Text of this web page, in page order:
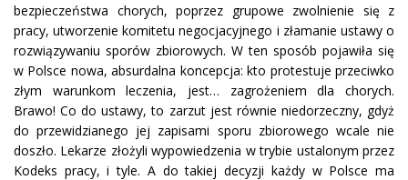
bezpieczeństwa chorych, poprzez grupowe zwolnienie się z
pracy, utworzenie komitetu negocjacyjnego i złamanie ustawy o
rozwiązywaniu sporów zbiorowych. W ten sposób pojawiła się
w Polsce nowa, absurdalna koncepcja: kto protestuje przeciwko
złym warunkom leczenia, jest… zagrożeniem dla chorych.
Brawo! Co do ustawy, to zarzut jest równie niedorzeczny, gdyż
do przewidzianego jej zapisami sporu zbiorowego wcale nie
doszło. Lekarze złożyli wypowiedzenia w trybie ustalonym przez
Kodeks pracy, i tyle. A do takiej decyzji każdy w Polsce ma